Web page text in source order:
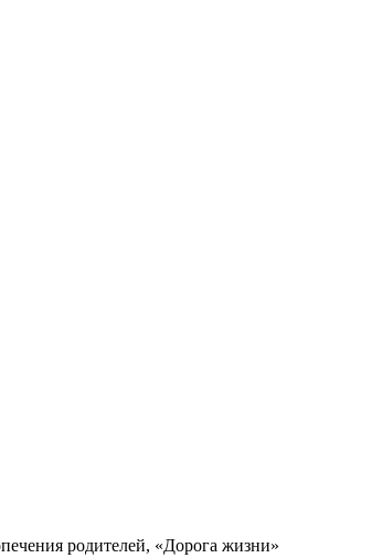
родителей, «Дорога жизни»